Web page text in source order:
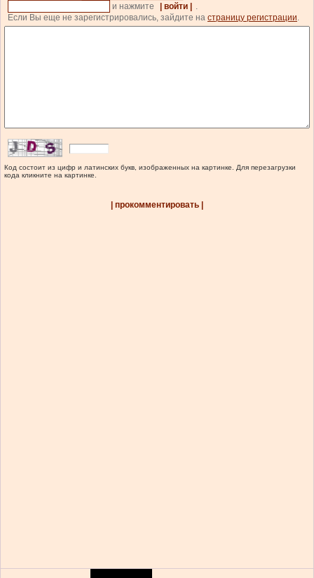
и нажмите
| войти |
.
Если Вы еще не зарегистрировались, зайдите на страницу регистрации.
Код состоит из цифр и латинских букв, изображенных на картинке. Для перезагрузки
кода кликните на картинке.
| прокомментировать |